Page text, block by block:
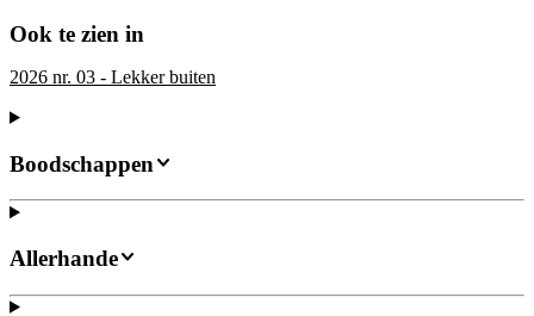
Ook te zien in
2026 nr. 03 - Lekker buiten
Boodschappen
Allerhande